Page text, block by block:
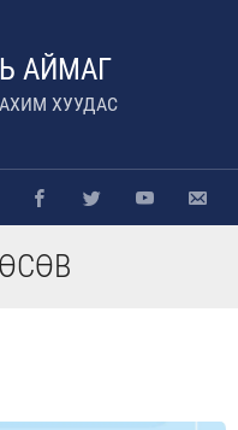
АЙМАГ
ХУУДАС